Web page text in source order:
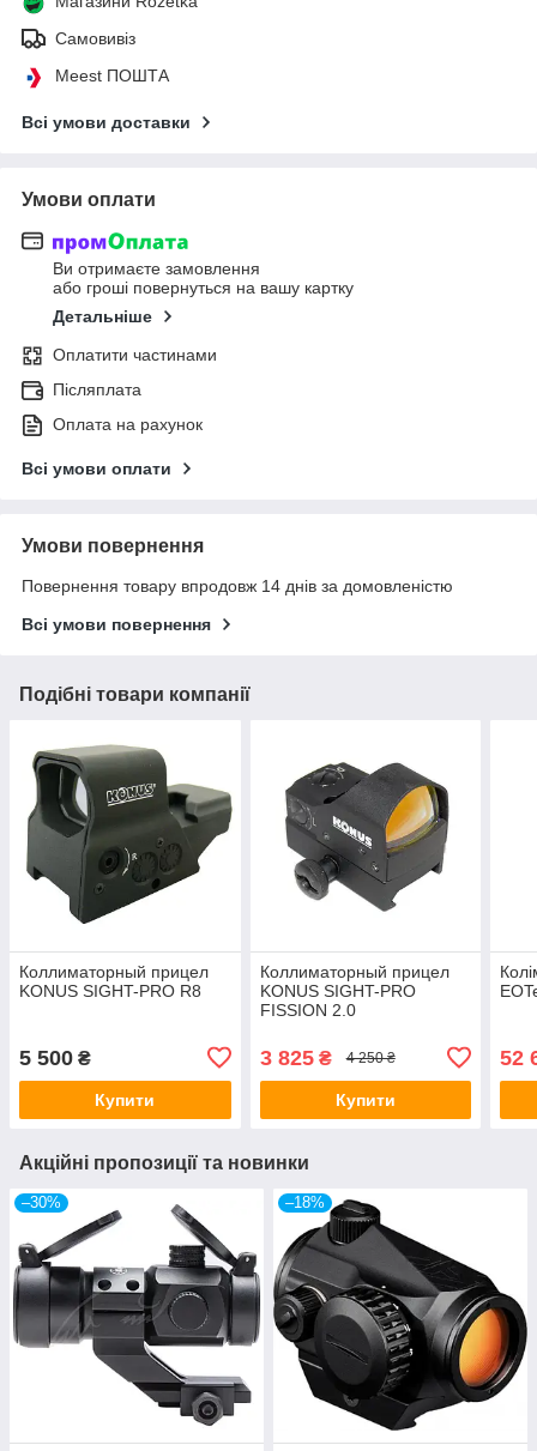
Самовивіз
Meest ПОШТА
Всі умови доставки
Умови оплати
Ви отримаєте замовлення
або гроші повернуться на вашу картку
Детальніше
Оплатити частинами
Післяплата
Оплата на рахунок
Всі умови оплати
Умови повернення
Повернення товару впродовж 14 днів за домовленістю
Всі умови повернення
Подібні товари компанії
Коллиматорный прицел
KONUS SIGHT-PRO R8
5 500 ₴
Купити
Коллиматорный прицел
KONUS SIGHT-PRO
FISSION 2.0
3 825₴ 4 250 ₴
Купити
52
Акційні пропозиції та новинки
–30% –18%